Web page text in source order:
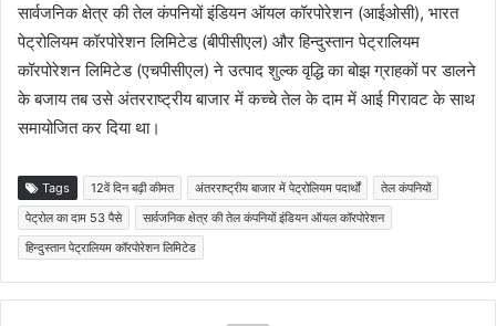
सार्वजनिक क्षेत्र की तेल कंपनियों इंडियन ऑयल कॉरपोरेशन (आईओसी), भारत
पेट्रोलियम कॉरपोरेशन लिमिटेड (बीपीसीएल) और हिन्दुस्तान पेट्रालियम
कॉरपोरेशन लिमिटेड (एचपीसीएल) ने उत्पाद शुल्क वृद्धि का बोझ ग्राहकों पर डालने
के बजाय तब उसे अंतरराष्ट्रीय बाजार में कच्चे तेल के दाम में आई गिरावट के साथ
समायोजित कर दिया था।
Tags 12वें दिन बढ़ी कीमत अंतरराष्ट्रीय बाजार में पेट्रोलियम पदार्थों
तेल कंपनियों
पेट्रोल का दाम 53 पैसे
सार्वजनिक क्षेत्र की तेल कंपनियों इंडियन ऑयल कॉरपोरेशन
हिन्दुस्तान पेट्रालियम कॉरपोरेशन लिमिटेड